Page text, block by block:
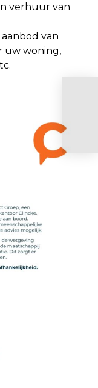
verhuur van
van
uw woning,